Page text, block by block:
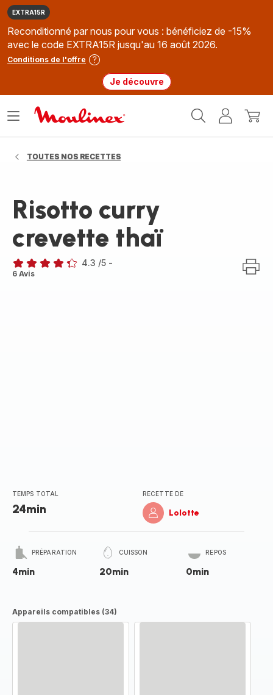
EXTRA15R
Reconditionné par nous pour vous : bénéficiez de -15%
avec le code EXTRA15R jusqu'au 16 août 2026.
Conditions de l'offre
Je découvre
MonMon
Ouvrir
TOUTES NOS RECETTES
Risotto curry
crevette thaï
ratings.4.3
4.3 /5 -
6 Avis
TEMPS TOTAL
24min
RECETTE DE
Lolotte
PRÉPARATION
4min
CUISSON
20min
REPOS
0min
Appareils compatibles (34)